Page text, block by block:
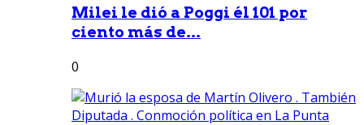
Milei le dió a Poggi él 101 por
ciento más de...
0